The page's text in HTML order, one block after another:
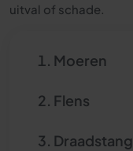
uitval of schade.
Moeren
Flens
Draadstang